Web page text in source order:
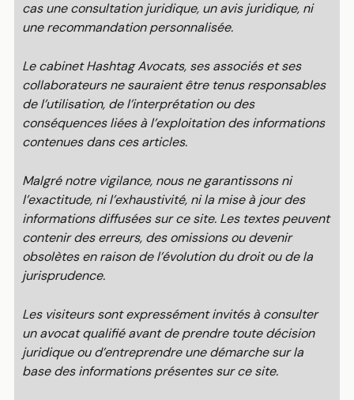
cas une consultation juridique, un avis juridique, ni
une recommandation personnalisée.
Le cabinet Hashtag Avocats, ses associés et ses
collaborateurs ne sauraient être tenus responsables
de l’utilisation, de l’interprétation ou des
conséquences liées à l’exploitation des informations
contenues dans ces articles.
Malgré notre vigilance, nous ne garantissons ni
l’exactitude, ni l’exhaustivité, ni la mise à jour des
informations diffusées sur ce site. Les textes peuvent
contenir des erreurs, des omissions ou devenir
obsolètes en raison de l’évolution du droit ou de la
jurisprudence.
Les visiteurs sont expressément invités à consulter
un avocat qualifié avant de prendre toute décision
juridique ou d’entreprendre une démarche sur la
base des informations présentes sur ce site.